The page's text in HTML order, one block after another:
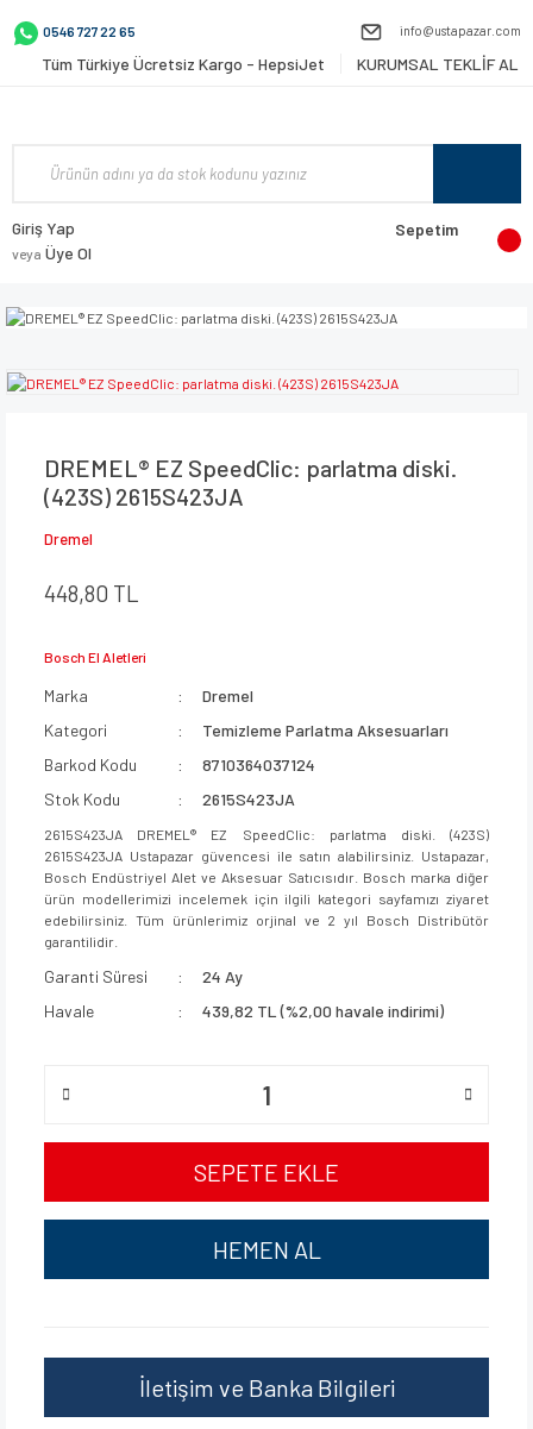
0546 727 22 65 info@ustapazar.com
Tüm Türkiye Ücretsiz Kargo - HepsiJet KURUMSAL TEKLİF AL
Giriş Yap
veya Üye Ol
Sepetim
DREMEL® EZ SpeedClic: parlatma diski.
(423S) 2615S423JA
Dremel
448,80 TL
Bosch El Aletleri
Marka
Dremel
Kategori
Temizleme Parlatma Aksesuarları
Barkod Kodu
8710364037124
Stok Kodu
2615S423JA
2615S423JA DREMEL® EZ SpeedClic: parlatma diski. (423S)
2615S423JA Ustapazar güvencesi ile satın alabilirsiniz. Ustapazar,
Bosch Endüstriyel Alet ve Aksesuar Satıcısıdır. Bosch marka diğer
ürün modellerimizi incelemek için ilgili kategori sayfamızı ziyaret
edebilirsiniz. Tüm ürünlerimiz orjinal ve 2 yıl Bosch Distribütör
garantilidir.
Garanti Süresi
24 Ay
Havale
439,82 TL (%2,00 havale indirimi)
SEPETE EKLE
HEMEN AL
İletişim ve Banka Bilgileri